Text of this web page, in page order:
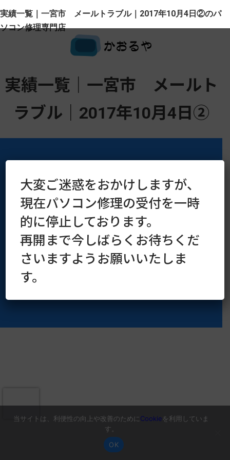
実績一覧｜一宮市 メールトラブル｜2017年10月4日②のパ
ソコン修理専門店
実績一覧｜一宮市 メールト
ラブル｜2017年10月4日②
運営会社 プライバシーポリシー
Copyright © 2016–2026 kaoruya.org All Rights Reserved.
大変ご迷惑をおかけしますが、
現在パソコン修理の受付を一時
的に停止しております。
再開まで今しばらくお待ちくだ
さいますようお願いいたしま
す。
当サイトは、利便性の向上や改善のためにCookieを利用していま
す。
OK